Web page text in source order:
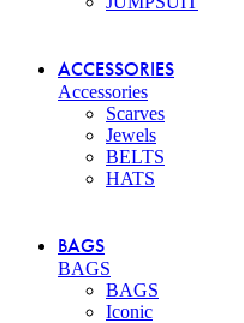
ACCESSORIES
Accessories
Scarves
Jewels
BELTS
HATS
BAGS
BAGS
BAGS
Iconic